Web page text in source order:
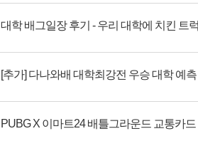
대학 배그일장 후기 - 우리 대학에 치킨 트
[추가] 다나와배 대학최강전 우승 대학 예